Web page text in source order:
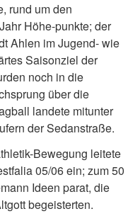
rund um den
Höhe-punkte; der
Ahlen im Jugend- wie
Saisonziel der
noch in die
über die
landete mitunter
der Sedanstraße.
Bewegung leitete
05/06 ein; zum 50
Ideen parat, die
begeisterten.